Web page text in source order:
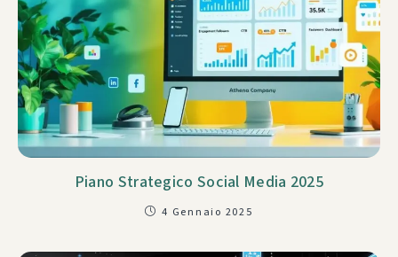
Piano Strategico Social Media 2025
4 Gennaio 2025